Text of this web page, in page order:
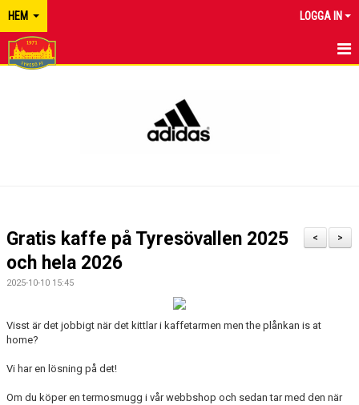
HEM LOGGA IN
>
<
Gratis kaffe på Tyresövallen 2025
och hela 2026
2025-10-10 15:45
Visst är det jobbigt när det kittlar i kaffetarmen men the plånkan is at
home?
Vi har en lösning på det!
Om du köper en termosmugg i vår webbshop och sedan tar med den när